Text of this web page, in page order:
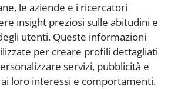
le aziende e i ricercatori
insight preziosi sulle abitudini e
utenti. Queste informazioni
per creare profili dettagliati
servizi, pubblicità e
loro interessi e comportamenti.